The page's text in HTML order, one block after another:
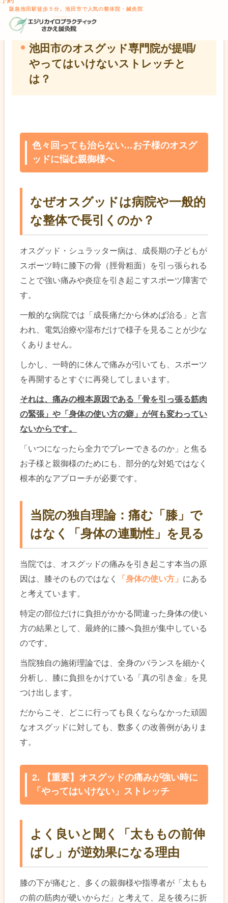
本文へスキップ
阪急池田駅徒歩５分。池田市で人気の整体院・鍼灸院
TOP
はいけないストレッチとは？
池田市のオスグッド専門院が提唱/
やってはいけないストレッチと
は？
色々回っても治らない…お子様のオスグ
ッドに悩む親御様へ
なぜオスグッドは病院や一般的
な整体で長引くのか？
オスグッド・シュラッター病は、成長期の子どもが
スポーツ時に膝下の骨（脛骨粗面）を引っ張られる
ことで強い痛みや炎症を引き起こすスポーツ障害で
す。
一般的な病院では「成長痛だから休めば治る」と言
われ、電気治療や湿布だけで様子を見ることが少な
くありません。
しかし、一時的に休んで痛みが引いても、スポーツ
を再開するとすぐに再発してしまいます。
それは、痛みの根本原因である「骨を引っ張る筋肉
の緊張」や「身体の使い方の癖」が何も変わってい
ないからです。
「いつになったら全力でプレーできるのか」と焦る
お子様と親御様のためにも、部分的な対処ではなく
根本的なアプローチが必要です。
当院の独自理論：痛む「膝」で
はなく「身体の連動性」を見る
当院では、オスグッドの痛みを引き起こす本当の原
因は、膝そのものではなく
「身体の使い方」 にある
と考えています。
特定の部位だけに負担がかかる間違った身体の使い
方の結果として、最終的に膝へ負担が集中している
のです。
当院独自の施術理論では、全身のバランスを細かく
分析し、膝に負担をかけている「真の引き金」を見
つけ出します。
だからこそ、どこに行っても良くならなかった頑固
なオスグッドに対しても、数多くの改善例がありま
す。
2. 【重要】オスグッドの痛みが強い時に
「やってはいけない」ストレッチ
よく良いと聞く「太ももの前伸
ばし」が逆効果になる理由
膝の下が痛むと、多くの親御様や指導者が「太もも
の前の筋肉が硬いからだ」と考えて、足を後ろに折